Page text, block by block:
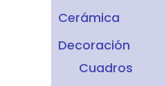
Cerámica
Decoración
Cuadros